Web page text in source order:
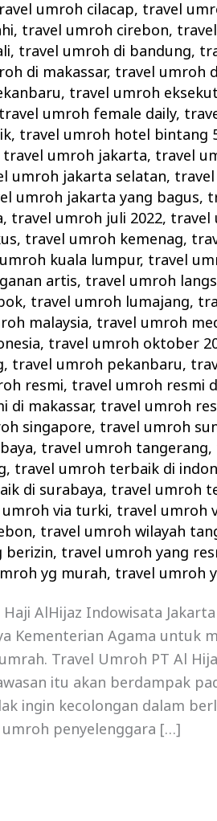
umroh cilacap, travel
, travel umroh cirebon,
, travel umroh di bandung,
di makassar, travel umroh
, travel umroh
travel umroh female daily,
, travel umroh hotel bintang
travel umroh jakarta, travel
umroh jakarta selatan,
umroh jakarta yang bagus,
, travel umroh juli 2022, travel
, travel umroh kemenag,
kuala lumpur, travel
artis, travel umroh
, travel umroh lumajang,
malaysia, travel umroh
, travel umroh oktober
, travel umroh pekanbaru,
resmi, travel umroh resmi
di makassar, travel umroh
singapore, travel umroh
, travel umroh tangerang,
, travel umroh terbaik di
di surabaya, travel umroh
via turki, travel umroh
, travel umroh wilayah
berizin, travel umroh yang
yg murah, travel umroh
AlHijaz Indowisata
Kementerian Agama untuk
Travel Umroh PT Al
itu akan berdampak
ingin kecolongan dalam
penyelenggara […]